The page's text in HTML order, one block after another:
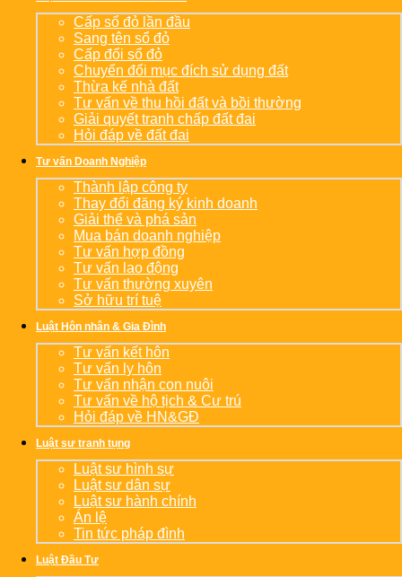
Cấp sổ đỏ lần đầu
Sang tên sổ đỏ
Cấp đổi sổ đỏ
Chuyển đổi mục đích sử dụng đất
Thừa kế nhà đất
Tư vấn về thu hồi đất và bồi thường
Giải quyết tranh chấp đất đai
Hỏi đáp về đất đai
Tư vấn Doanh Nghiệp
Thành lập công ty
Thay đổi đăng ký kinh doanh
Giải thể và phá sản
Mua bán doanh nghiệp
Tư vấn hợp đồng
Tư vấn lao động
Tư vấn thường xuyên
Sở hữu trí tuệ
Luật Hôn nhân & Gia Đình
Tư vấn kết hôn
Tư vấn ly hôn
Tư vấn nhận con nuôi
Tư vấn về hộ tịch & Cư trú
Hỏi đáp về HN&GĐ
Luật sư tranh tụng
Luật sư hình sự
Luật sư dân sự
Luật sư hành chính
Án lệ
Tin tức pháp đình
Luật Đầu Tư